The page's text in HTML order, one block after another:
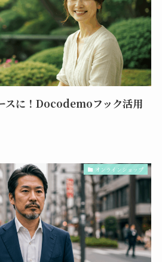
スに！Docodemoフック活用
オンラインショップ